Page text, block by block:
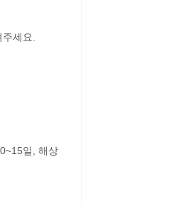
세요.
일, 해상